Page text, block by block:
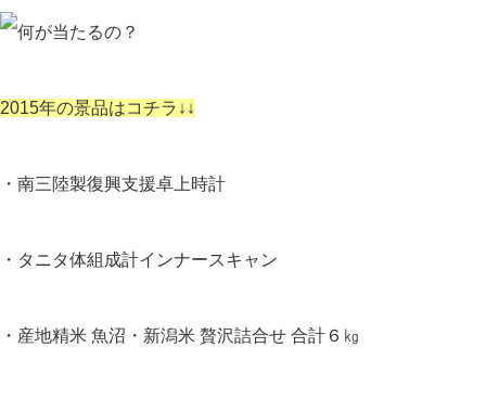
2015年の景品はコチラ↓↓
・南三陸製復興支援卓上時計
・タニタ体組成計インナースキャン
・産地精米 魚沼・新潟米 贅沢詰合せ 合計６㎏